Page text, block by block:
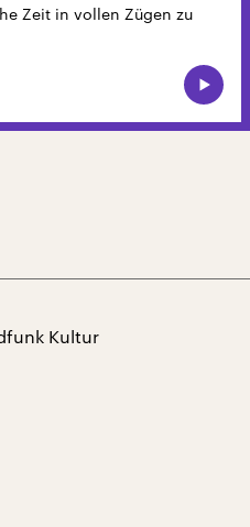
Zeit in vollen Zügen zu
Kultur